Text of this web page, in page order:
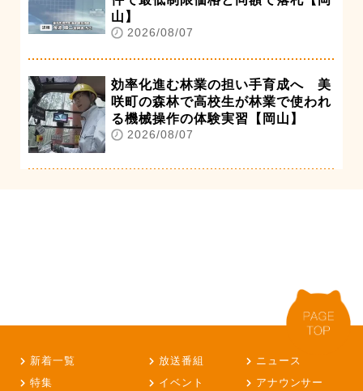
山】
2026/08/07
効率化進む林業の担い手育成へ 美
咲町の森林で高校生が林業で使われ
る機械操作の体験実習【岡山】
2026/08/07
新着一覧 放送番組
ニュース
特集
イベント
アナウンサー